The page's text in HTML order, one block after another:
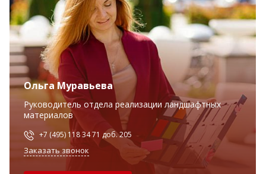
Ольга Муравьева
Руководитель отдела реализации ландшафтных
материалов
+7 (495) 118 34 71 доб. 205
Заказать звонок